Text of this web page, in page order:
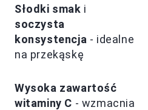
Słodki smak i
soczysta
konsystencja - idealne
na przekąskę
Wysoka zawartość
witaminy C - wzmacnia